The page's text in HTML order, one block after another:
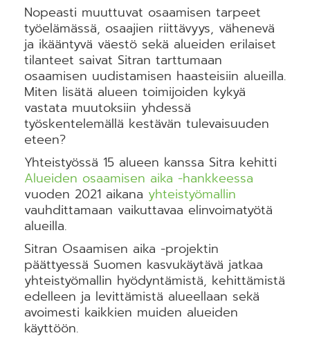
Nopeasti muuttuvat osaamisen tarpeet
työelämässä, osaajien riittävyys, vähenevä
ja ikääntyvä väestö sekä alueiden erilaiset
tilanteet saivat Sitran tarttumaan
osaamisen uudistamisen haasteisiin alueilla.
Miten lisätä alueen toimijoiden kykyä
vastata muutoksiin yhdessä
työskentelemällä kestävän tulevaisuuden
eteen?
Yhteistyössä 15 alueen kanssa Sitra kehitti
Alueiden osaamisen aika -hankkeessa
vuoden 2021 aikana yhteistyömallin
vauhdittamaan vaikuttavaa elinvoimatyötä
alueilla.
Sitran Osaamisen aika -projektin
päättyessä Suomen kasvukäytävä jatkaa
yhteistyömallin hyödyntämistä, kehittämistä
edelleen ja levittämistä alueellaan sekä
avoimesti kaikkien muiden alueiden
käyttöön.